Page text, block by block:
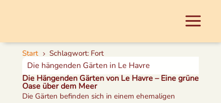
Start 5 Schlagwort: Fort
Die hängenden Gärten in Le Havre
Die Hängenden Gärten von Le Havre – Eine grüne
Oase über dem Meer
Die Gärten befinden sich in einem ehemaligen